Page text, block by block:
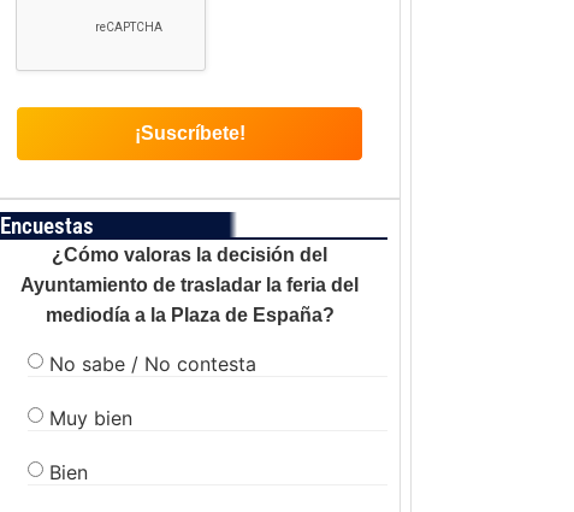
Encuestas
¿Cómo valoras la decisión del
Ayuntamiento de trasladar la feria del
mediodía a la Plaza de España?
No sabe / No contesta
Muy bien
Bien